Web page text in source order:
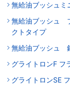
無給油ブッシュミ
無給油ブッシュ
クトタイプ
無給油ブッシュ
グライトロンF フ
グライトロンSE